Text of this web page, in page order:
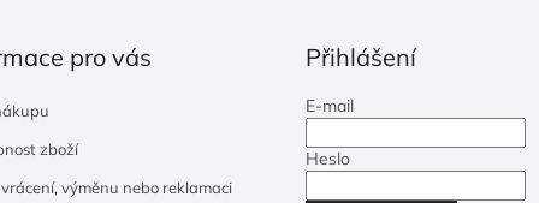
pro vás
zboží
vrácení, výměnu nebo reklamaci
Přihlášení
E-mail
Heslo